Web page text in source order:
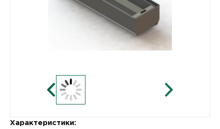
Характеристики: